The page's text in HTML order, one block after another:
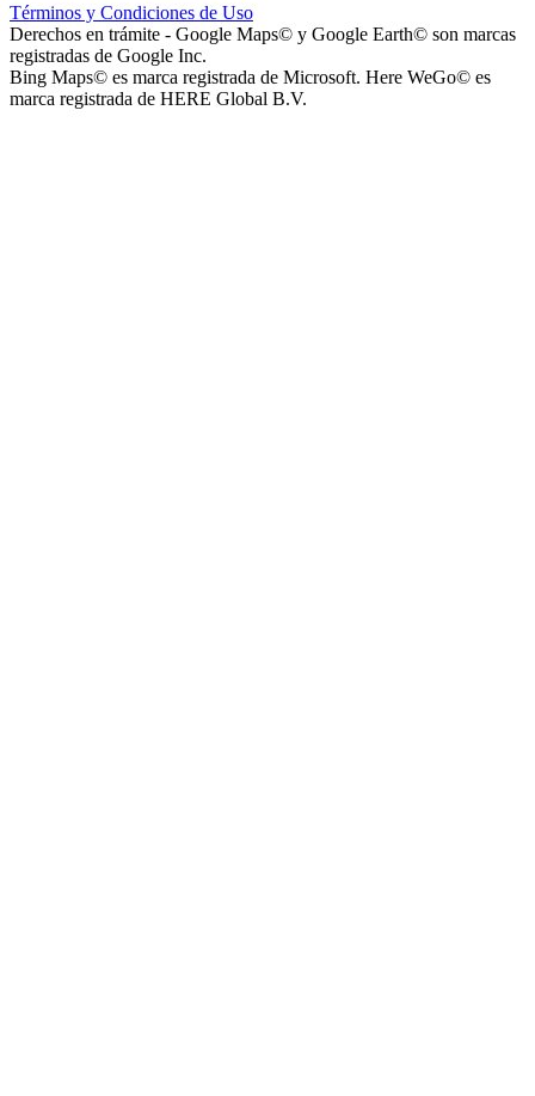
Términos y Condiciones de Uso
Derechos en trámite - Google Maps© y Google Earth© son marcas
registradas de Google Inc.
Bing Maps© es marca registrada de Microsoft. Here WeGo© es
marca registrada de HERE Global B.V.